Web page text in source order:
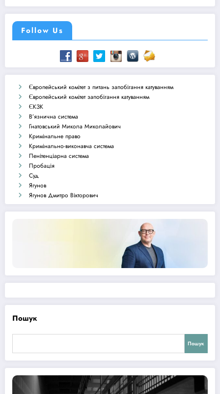
Follow Us
Європейський комітет з питань запобігання катуванням
Європейський комітет запобігання катуванням
ЄКЗК
В’язнична система
Гнатовський Микола Миколайович
Кримінальне право
Кримінально-виконавча система
Пенітенціарна система
Пробація
Суд
Ягунов
Ягунов Дмитро Вікторович
Пошук
Пошук